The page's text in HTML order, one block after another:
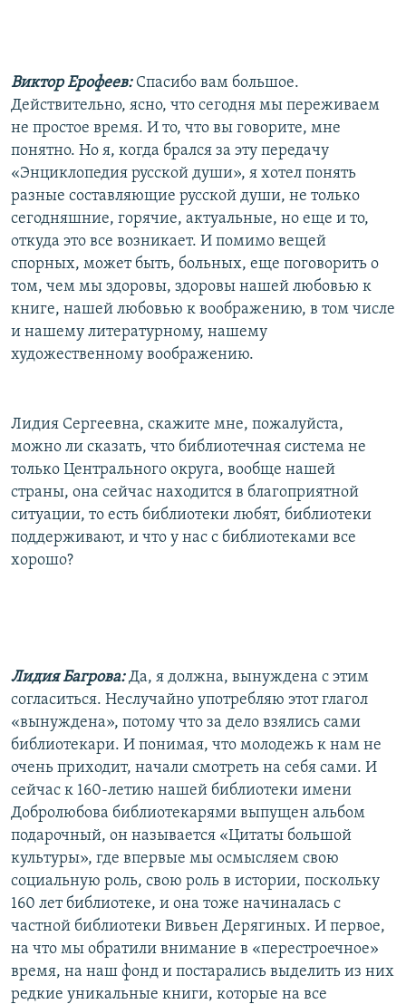
Виктор Ерофеев: Спасибо вам большое.
Действительно, ясно, что сегодня мы переживаем
не простое время. И то, что вы говорите, мне
понятно. Но я, когда брался за эту передачу
«Энциклопедия русской души», я хотел понять
разные составляющие русской души, не только
сегодняшние, горячие, актуальные, но еще и то,
откуда это все возникает. И помимо вещей
спорных, может быть, больных, еще поговорить о
том, чем мы здоровы, здоровы нашей любовью к
книге, нашей любовью к воображению, в том числе
и нашему литературному, нашему
художественному воображению.
Лидия Сергеевна, скажите мне, пожалуйста,
можно ли сказать, что библиотечная система не
только Центрального округа, вообще нашей
страны, она сейчас находится в благоприятной
ситуации, то есть библиотеки любят, библиотеки
поддерживают, и что у нас с библиотеками все
хорошо?
Лидия Багрова: Да, я должна, вынуждена с этим
согласиться. Неслучайно употребляю этот глагол
«вынуждена», потому что за дело взялись сами
библиотекари. И понимая, что молодежь к нам не
очень приходит, начали смотреть на себя сами. И
сейчас к 160-летию нашей библиотеки имени
Добролюбова библиотекарями выпущен альбом
подарочный, он называется «Цитаты большой
культуры», где впервые мы осмысляем свою
социальную роль, свою роль в истории, поскольку
160 лет библиотеке, и она тоже начиналась с
частной библиотеки Вивьен Дерягиных. И первое,
на что мы обратили внимание в «перестроечное»
время, на наш фонд и постарались выделить из них
редкие уникальные книги, которые на все